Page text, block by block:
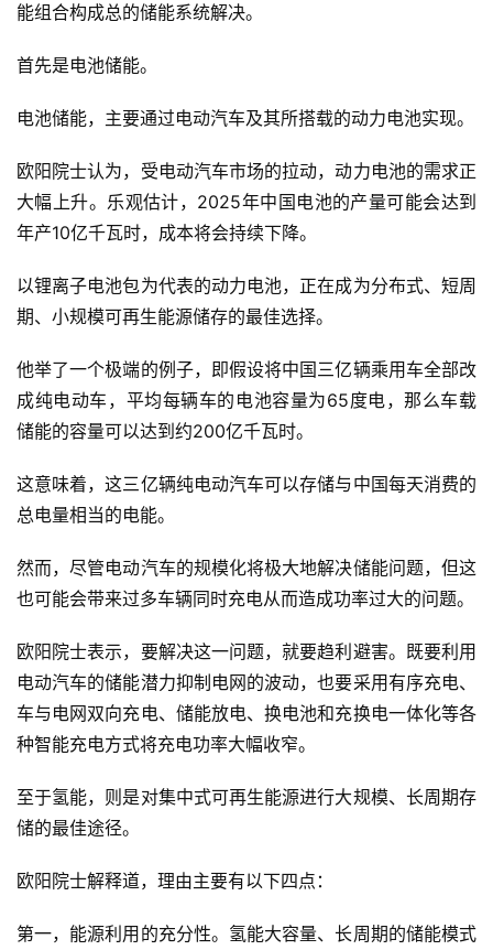
更
内
能组合构成总的储能系统解决。
首先是电池储能。
电池储能，主要通过电动汽车及其所搭载的动力电池实现。
欧阳院士认为，受电动汽车市场的拉动，动力电池的需求正
大幅上升。乐观估计，2025年中国电池的产量可能会达到
年产10亿千瓦时，成本将会持续下降。
以锂离子电池包为代表的动力电池，正在成为分布式、短周
期、小规模可再生能源储存的最佳选择。
他举了一个极端的例子，即假设将中国三亿辆乘用车全部改
成纯电动车，平均每辆车的电池容量为65度电，那么车载
储能的容量可以达到约200亿千瓦时。
这意味着，这三亿辆纯电动汽车可以存储与中国每天消费的
总电量相当的电能。
然而，尽管电动汽车的规模化将极大地解决储能问题，但这
也可能会带来过多车辆同时充电从而造成功率过大的问题。
欧阳院士表示，要解决这一问题，就要趋利避害。既要利用
电动汽车的储能潜力抑制电网的波动，也要采用有序充电、
车与电网双向充电、储能放电、换电池和充换电一体化等各
种智能充电方式将充电功率大幅收窄。
至于氢能，则是对集中式可再生能源进行大规模、长周期存
储的最佳途径。
欧阳院士解释道，理由主要有以下四点：
第一，能源利用的充分性。氢能大容量、长周期的储能模式